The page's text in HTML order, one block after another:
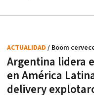
Argentina lidera
en América
delivery
ACTUALIDAD / Boom